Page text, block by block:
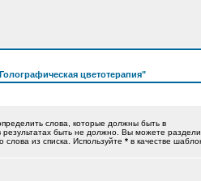
цветотерапия"
слова, которые должны быть в
результатах быть не должно. Вы можете
слова из списка. Используйте * в качестве